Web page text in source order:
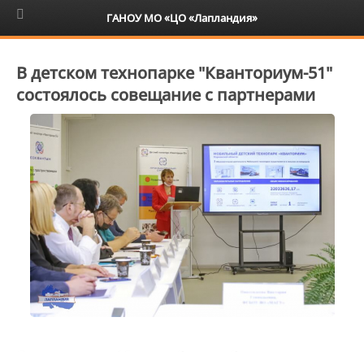
6+
В детском технопарке "Кванториум-51"
состоялось совещание с партнерами
ГАНОУ МО «ЦО «Лапландия»